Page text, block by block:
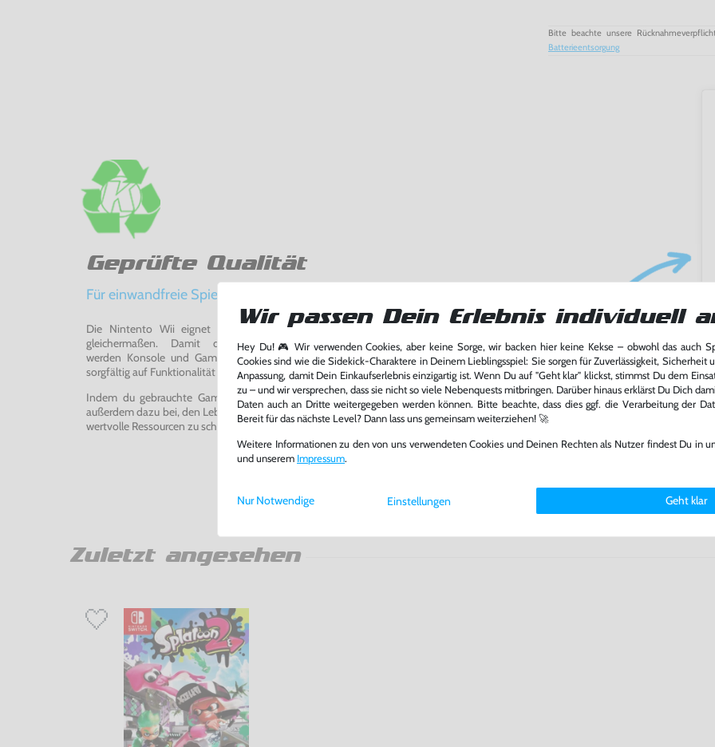
Bitte beachte unsere
Batterieentsorgung
Geprüfte Qualität
Für einwandfreie Spielerlebnisse
Die Nintento Wii eignet sich perfekt für Retro-Gaming-Fans und neue Entdecker
gleichermaßen. Damit du ein einwandfreies Spielerlebnis genießen kannst,
werden Konsole und Game in unserer Reparatur-Werkstatt von unseren Fachkräften
sorgfältig auf Funktionalität getestet, gereinigt und bei Bedarf repariert.
Indem du gebrauchte Games und Konsolen bei uns kaufst oder verkaufst, trägst du
außerdem dazu bei, den Lebenszyklus von Konsolen und Games zu verlängern und damit
wertvolle Ressourcen zu schonen und Abfall zu vermeiden.
Zuletzt angesehen
Wir passen Dein Erlebnis individuell
Hey Du! 🎮 Wir verwenden Cookies, aber keine Sorge, wir backen hier keine Kekse – obwohl das auch
Cookies sind wie die Sidekick-Charaktere in Deinem Lieblingsspiel: Sie sorgen für Zuverlässigkeit, Sicherheit
Anpassung, damit Dein Einkaufserlebnis einzigartig ist. Wenn Du auf "Geht klar" klickst, stimmst Du dem
zu – und wir versprechen, dass sie nicht so viele Nebenquests mitbringen. Darüber hinaus erklärst Du Dich
Daten auch an Dritte weitergegeben werden können. Bitte beachte, dass dies ggf. die Verarbeitung der
Bereit für das nächste Level? Dann lass uns gemeinsam weiterziehen! 🚀
Weitere Informationen zu den von uns verwendeten Cookies und Deinen Rechten als Nutzer findest Du in
und unserem Impressum.
Einstellungen Geht klar
Nur Notwendige